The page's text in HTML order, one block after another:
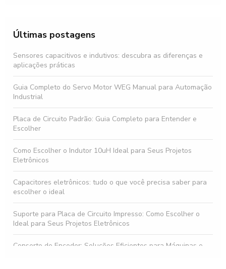
Últimas postagens
Sensores capacitivos e indutivos: descubra as diferenças e
aplicações práticas
Guia Completo do Servo Motor WEG Manual para Automação
Industrial
Placa de Circuito Padrão: Guia Completo para Entender e
Escolher
Como Escolher o Indutor 10uH Ideal para Seus Projetos
Eletrônicos
Capacitores eletrônicos: tudo o que você precisa saber para
escolher o ideal
Suporte para Placa de Circuito Impresso: Como Escolher o
Ideal para Seus Projetos Eletrônicos
Conserto de Encoder: Soluções Eficientes para Máquinas e